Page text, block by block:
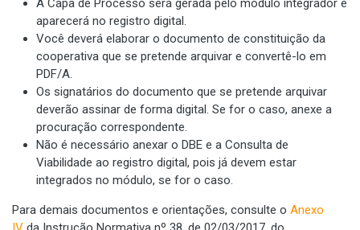
A Capa de Processo será gerada pelo módulo integrador e
aparecerá no registro digital.
Você deverá elaborar o documento de constituição da
cooperativa que se pretende arquivar e convertê-lo em
PDF/A.
Os signatários do documento que se pretende arquivar
deverão assinar de forma digital. Se for o caso, anexe a
procuração correspondente.
Não é necessário anexar o DBE e a Consulta de
Viabilidade ao registro digital, pois já devem estar
integrados no módulo, se for o caso.
Para demais documentos e orientações, consulte o Anexo